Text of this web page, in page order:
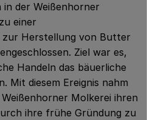
in der Weißenhorner
einer
zur Herstellung von Butter
Ziel war es,
Handeln das bäuerliche
Mit diesem Ereignis nahm
Molkerei ihren
ihre frühe Gründung zu